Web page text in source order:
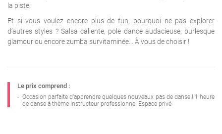
la piste.
Et si vous voulez encore plus de fun, pourquoi ne pas explorer
d’autres styles ? Salsa caliente, pole dance audacieuse, burlesque
glamour ou encore zumba survitaminée… À vous de choisir !
Le prix comprend :
- Occasion parfaite d’apprendre quelques nouveaux pas de danse ! 1 heure
de danse à thème Instructeur professionnel Espace privé